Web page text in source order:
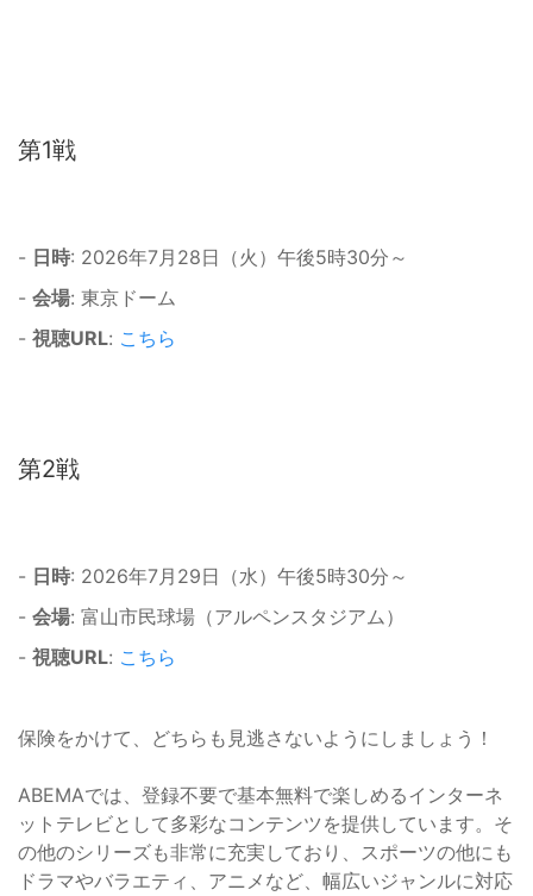
第1戦
- 日時: 2026年7月28日（火）午後5時30分～
- 会場: 東京ドーム
- 視聴URL: こちら
第2戦
- 日時: 2026年7月29日（水）午後5時30分～
- 会場: 富山市民球場（アルペンスタジアム）
- 視聴URL: こちら
保険をかけて、どちらも見逃さないようにしましょう！
ABEMAでは、登録不要で基本無料で楽しめるインターネ
ットテレビとして多彩なコンテンツを提供しています。そ
の他のシリーズも非常に充実しており、スポーツの他にも
ドラマやバラエティ、アニメなど、幅広いジャンルに対応